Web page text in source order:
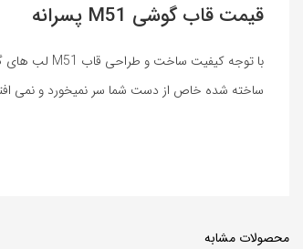
قیمت قاب گوشی M51 پسرانه
ساخته شده خاص از دست شما سر نمیخورد و نمی
محصولات مشابه